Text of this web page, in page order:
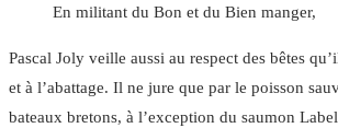
En militant du Bon et du Bien manger,
Pascal Joly veille aussi au respect des bêtes
et à l’abattage. Il ne jure que par le poisson
bateaux bretons, à l’exception du saumon